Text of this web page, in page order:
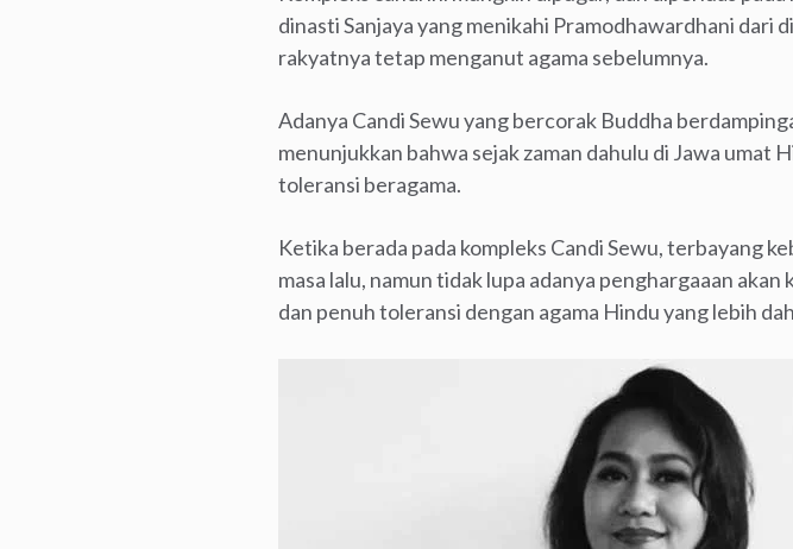
dinasti Sanjaya yang menikahi Pramodhawardhani dari
rakyatnya tetap menganut agama sebelumnya.
Adanya Candi Sewu yang bercorak Buddha
menunjukkan bahwa sejak zaman dahulu di Jawa umat
toleransi beragama.
Ketika berada pada kompleks Candi Sewu, terbayang
masa lalu, namun tidak lupa adanya penghargaaan
dan penuh toleransi dengan agama Hindu yang lebih